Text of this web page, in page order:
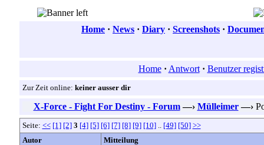
Home · News · Diary · Screenshots ·
Home · Antwort · Benutzer
Zur Zeit online: keiner ausser dir
X-Force - Fight For Destiny - Forum —› Mülleimer —›
Seite: << [1] [2] 3 [4] [5] [6] [7] [8] [9] [10].. [49] [50] >>
Autor
Mitteilung